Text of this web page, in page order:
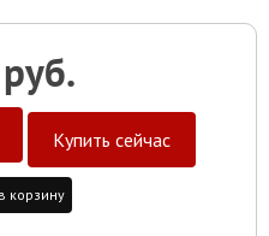
Купить сейчас
корзину